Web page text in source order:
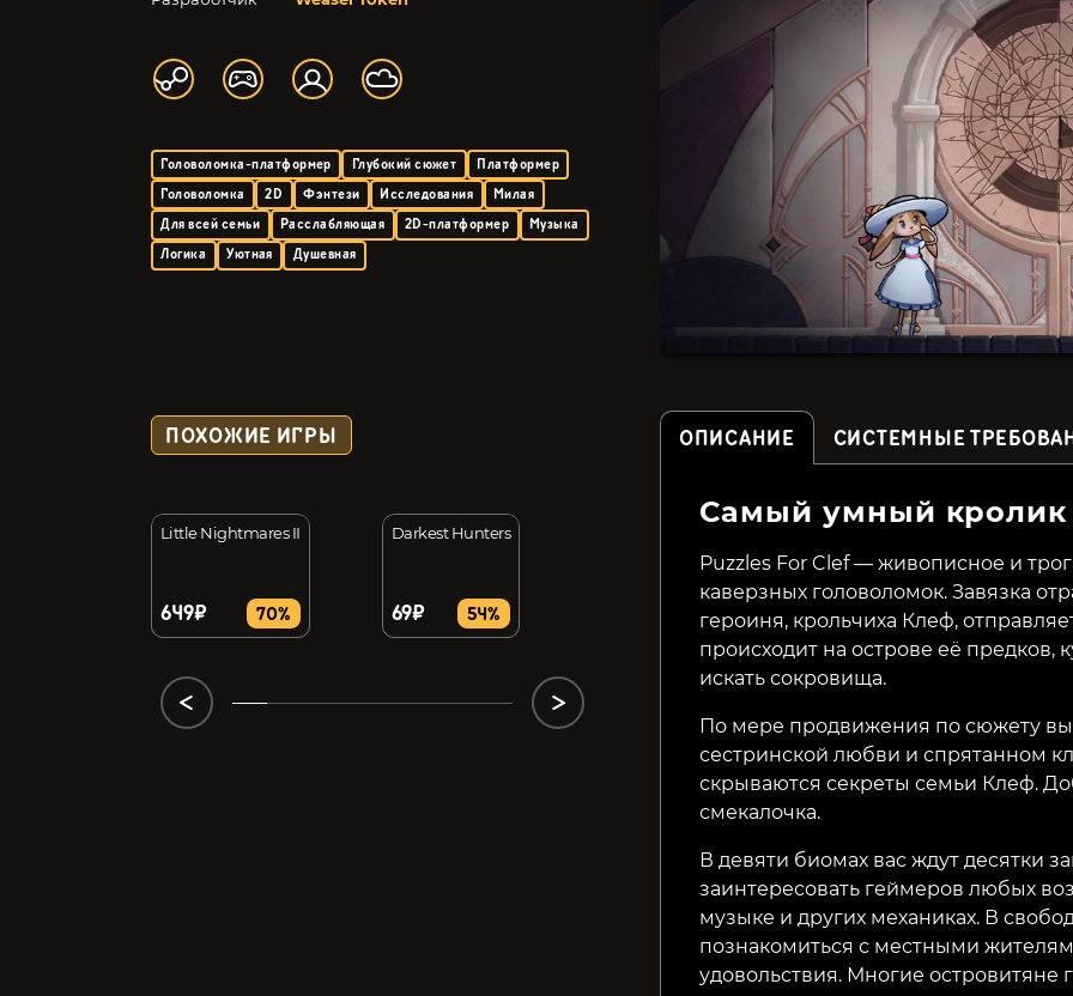
Головоломка-платформер Глубокий сюжет
Платформер
Головоломка
2D Фэнтези Исследования
Милая
Для всей семьи
Расслабляющая 2D-платформер
Музыка
Логика
Уютная Душевная
ПОХОЖИЕ ИГРЫ
Little Nightmares II
649₽ 70%
Darkest Hunters
69₽ 54% 61%
Pop and Chicks
82₽
ОПИСАНИЕ СИСТЕМНЫЕ
Самый умный кролик
Puzzles For Clef — живописное и
каверзных головоломок. Завязка
героиня, крольчиха Клеф,
происходит на острове её предков,
искать сокровища.
По мере продвижения по сюжету вы
сестринской любви и спрятанном
скрываются секреты семьи Клеф.
смекалочка.
В девяти биомах вас ждут десятки
заинтересовать геймеров любых
музыке и других механиках. В
познакомиться с местными
удовольствия. Многие